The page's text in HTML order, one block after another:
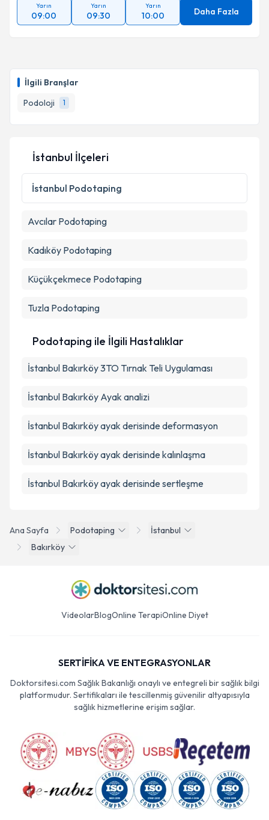
İlgili Branşlar
Podoloji
1
kapsamda işlenmesini kabul ediyorum.
Yarın
09:00
Yarın
09:30
Yarın
10:00 Daha Fazla
Ana Sayfa Podotaping
İstanbul
Bakırköy
İstanbul İlçeleri
İstanbul Podotaping
Avcılar Podotaping
Kadıköy Podotaping
Küçükçekmece Podotaping
Tuzla Podotaping
Podotaping ile İlgili Hastalıklar
İstanbul Bakırköy 3TO Tırnak Teli Uygulaması
İstanbul Bakırköy Ayak analizi
İstanbul Bakırköy ayak derisinde deformasyon
İstanbul Bakırköy ayak derisinde kalınlaşma
İstanbul Bakırköy ayak derisinde sertleşme
VideolarBlogOnline TerapiOnline Diyet
SERTİFİKA VE ENTEGRASYONLAR
Doktorsitesi.com Sağlık Bakanlığı onaylı ve entegreli bir sağlık bilgi
platformudur. Sertifikaları ile tescillenmiş güvenilir altyapısıyla
sağlık hizmetlerine erişim sağlar.